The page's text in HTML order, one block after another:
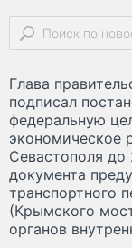
Глава
подписал
федеральную
экономическое
Севастополя до
документа
транспортного
(Крымского
органов